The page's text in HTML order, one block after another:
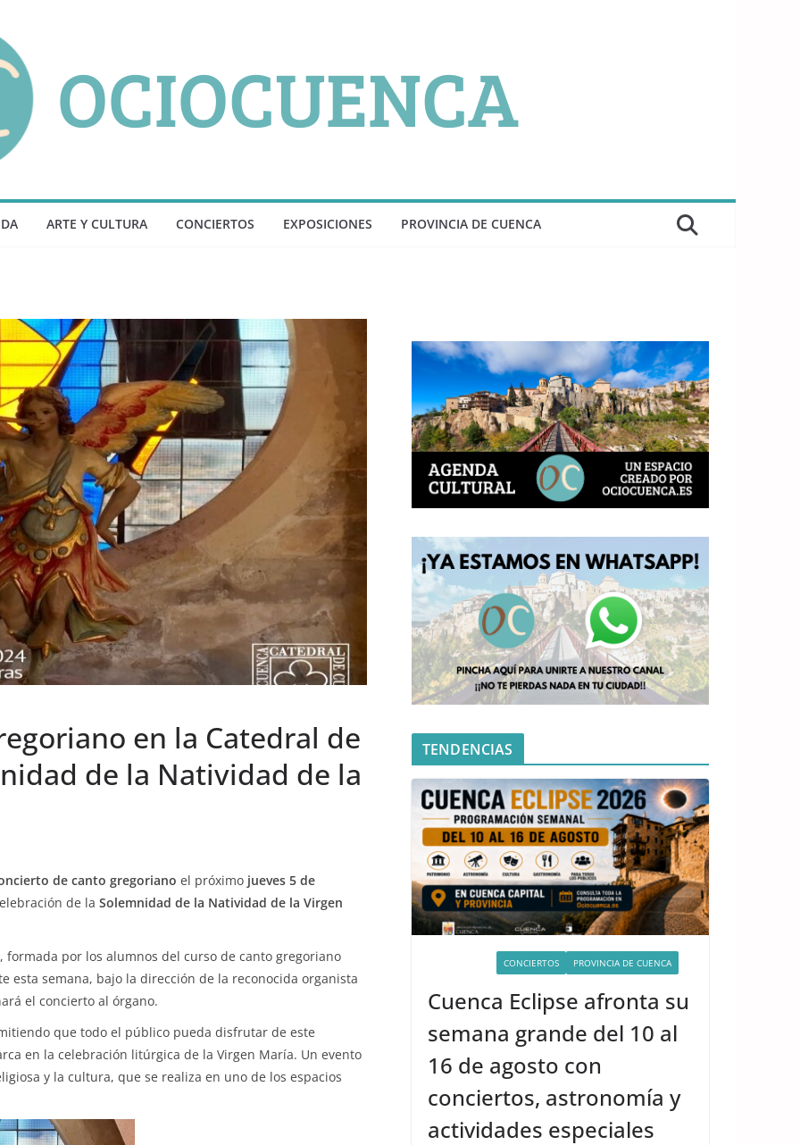
ARTE Y CULTURA CONCIERTOS EXPOSICIONES PROVINCIA DE CUENCA
en la Catedral de
de la Natividad de la
de canto gregoriano el próximo jueves 5 de
de la Solemnidad de la Natividad de la Virgen
, formada por los alumnos del curso de canto gregoriano
esta semana, bajo la dirección de la reconocida organista
el concierto al órgano.
que todo el público pueda disfrutar de este
en la celebración litúrgica de la Virgen María. Un evento
y la cultura, que se realiza en uno de los espacios
TENDENCIAS
CONCIERTOS PROVINCIA DE CUENCA
Cuenca Eclipse afronta su
semana grande del 10 al
16 de agosto con
conciertos, astronomía y
actividades especiales